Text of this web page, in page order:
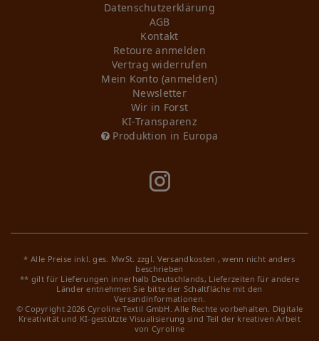
Daten­schutz­erklärung
AGB
Kontakt
Retoure anmelden
Vertrag widerrufen
Mein Konto (anmelden)
Newsletter
Wir in Forst
KI-Transparenz
Produktion in Europa
* Alle Preise inkl. ges. MwSt. zzgl. Versandkosten , wenn nicht anders
beschrieben
** gilt für Lieferungen innerhalb Deutschlands, Lieferzeiten für andere
Länder entnehmen Sie bitte der Schaltfläche mit den
Versandinformationen.
© Copyright 2026 Cyroline Textil GmbH. Alle Rechte vorbehalten. Digitale
Kreativität und KI-gestützte Visualisierung sind Teil der kreativen Arbeit
von Cyroline